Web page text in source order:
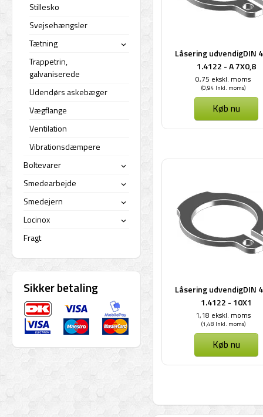
Låsering udvendigDIN
1.4122 - A 7X0,8
0,75 ekskl. moms
(0,94 Inkl. moms)
Køb nu
Låsering udvendigDIN
1.4122 - 10X1
1,18 ekskl. moms
(1,48 Inkl. moms)
Køb nu
Stillesko
Svejsehængsler
Tætning
›
Trappetrin,
galvaniserede
Udendørs askebæger
Vægflange
Ventilation
Vibrationsdæmpere
Boltevarer
›
Smedearbejde ›
Smedejern ›
Locinox ›
Fragt
Sikker betaling